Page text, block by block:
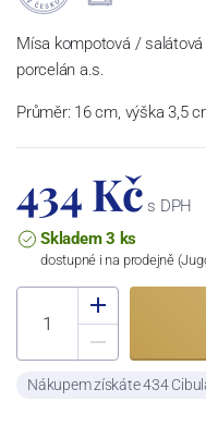
Mísa kompotová / salátová
porcelán a.s.
Průměr: 16 cm, výška 3,5
434 Kč s DPH
Skladem 3 ks
dostupné i na prodejně
Nákupem získáte 434